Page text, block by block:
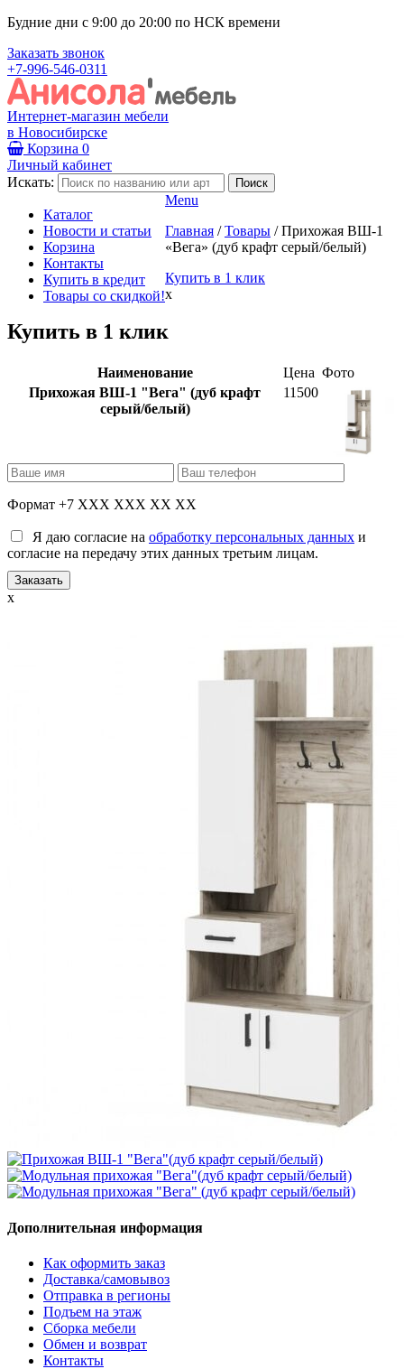
Будние дни с 9:00 до 20:00 по НСК времени
Заказать звонок
+7-996-546-0311
Интернет-магазин мебели
в Новосибирске
Корзина 0
Личный кабинет
Искать:
Каталог
Новости и статьи
Корзина
Контакты
Купить в кредит
Товары со скидкой!
Menu
Главная / Товары / Прихожая ВШ-1
«Вега» (дуб крафт серый/белый)
Купить в 1 клик
x
Купить в 1 клик
Наименование Цена Фото
Прихожая ВШ-1 "Вега" (дуб крафт
серый/белый)
11500
Формат +7 XXX XXX XX XX
Я даю согласие на обработку персональных данных и
согласие на передачу этих данных третьим лицам.
x
Дополнительная информация
Как оформить заказ
Доставка/самовывоз
Отправка в регионы
Подъем на этаж
Сборка мебели
Обмен и возврат
Контакты